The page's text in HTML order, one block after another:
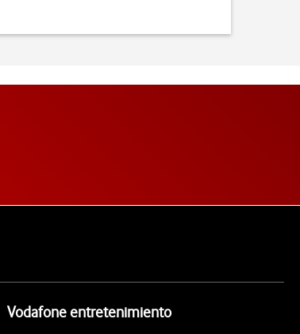
Vodafone entretenimiento